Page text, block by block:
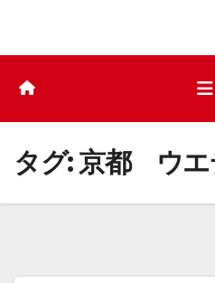
タグ:京都 ウエ